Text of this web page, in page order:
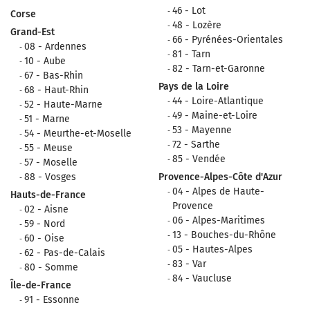
Corse
Grand-Est
08 - Ardennes
10 - Aube
67 - Bas-Rhin
68 - Haut-Rhin
52 - Haute-Marne
51 - Marne
54 - Meurthe-et-Moselle
55 - Meuse
57 - Moselle
88 - Vosges
Hauts-de-France
02 - Aisne
59 - Nord
60 - Oise
62 - Pas-de-Calais
80 - Somme
Île-de-France
91 - Essonne
46 - Lot
48 - Lozère
66 - Pyrénées-Orientales
81 - Tarn
82 - Tarn-et-Garonne
Pays de la Loire
44 - Loire-Atlantique
49 - Maine-et-Loire
53 - Mayenne
72 - Sarthe
85 - Vendée
Provence-Alpes-Côte d'Azur
04 - Alpes de Haute-
Provence
06 - Alpes-Maritimes
13 - Bouches-du-Rhône
05 - Hautes-Alpes
83 - Var
84 - Vaucluse